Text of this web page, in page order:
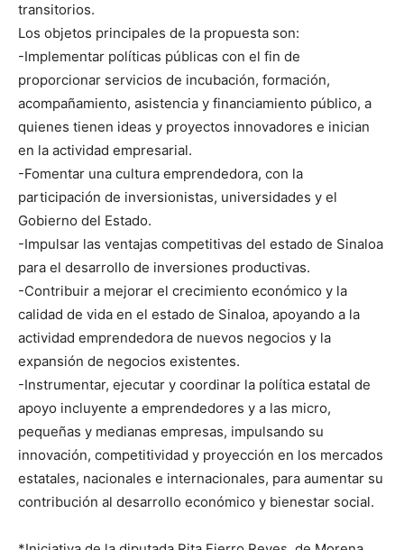
transitorios.
Los objetos principales de la propuesta son:
-Implementar políticas públicas con el fin de
proporcionar servicios de incubación, formación,
acompañamiento, asistencia y financiamiento público, a
quienes tienen ideas y proyectos innovadores e inician
en la actividad empresarial.
-Fomentar una cultura emprendedora, con la
participación de inversionistas, universidades y el
Gobierno del Estado.
-Impulsar las ventajas competitivas del estado de Sinaloa
para el desarrollo de inversiones productivas.
-Contribuir a mejorar el crecimiento económico y la
calidad de vida en el estado de Sinaloa, apoyando a la
actividad emprendedora de nuevos negocios y la
expansión de negocios existentes.
-Instrumentar, ejecutar y coordinar la política estatal de
apoyo incluyente a emprendedores y a las micro,
pequeñas y medianas empresas, impulsando su
innovación, competitividad y proyección en los mercados
estatales, nacionales e internacionales, para aumentar su
contribución al desarrollo económico y bienestar social.